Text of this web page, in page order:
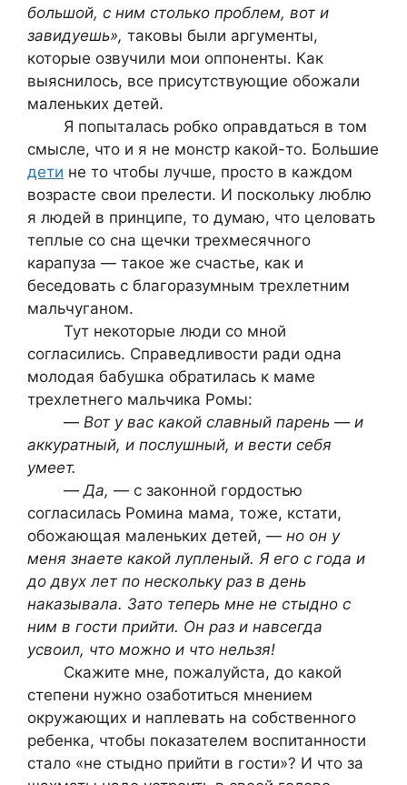
большой, с ним столько проблем, вот и
завидуешь», таковы были аргументы,
которые озвучили мои оппоненты. Как
выяснилось, все присутствующие обожали
маленьких детей.
Я попыталась робко оправдаться в том
смысле, что и я не монстр какой-то. Большие
дети не то чтобы лучше, просто в каждом
возрасте свои прелести. И поскольку люблю
я людей в принципе, то думаю, что целовать
теплые со сна щечки трехмесячного
карапуза — такое же счастье, как и
беседовать с благоразумным трехлетним
мальчуганом.
Тут некоторые люди со мной
согласились. Справедливости ради одна
молодая бабушка обратилась к маме
трехлетнего мальчика Ромы:
— Вот у вас какой славный парень — и
аккуратный, и послушный, и вести себя
умеет.
— Да, — с законной гордостью
согласилась Ромина мама, тоже, кстати,
обожающая маленьких детей, — но он у
меня знаете какой лупленый. Я его с года и
до двух лет по нескольку раз в день
наказывала. Зато теперь мне не стыдно с
ним в гости прийти. Он раз и навсегда
усвоил, что можно и что нельзя!
Скажите мне, пожалуйста, до какой
степени нужно озаботиться мнением
окружающих и наплевать на собственного
ребенка, чтобы показателем воспитанности
стало «не стыдно прийти в гости»? И что за